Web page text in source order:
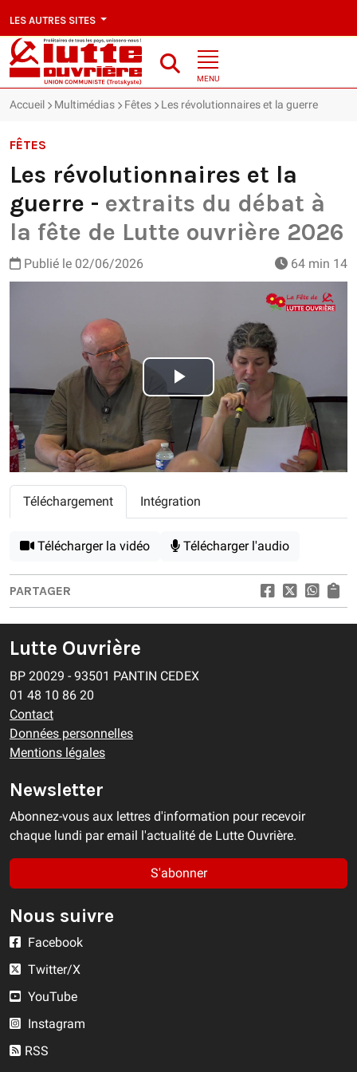
LES AUTRES SITES
MENU
Accueil Multimédias Fêtes Les révolutionnaires et la guerre
FÊTES
Les révolutionnaires et la
guerre - extraits du débat à
la fête de Lutte ouvrière 2026
Publié le 02/06/2026 64 min 14
Play
Video
Téléchargement Intégration
Télécharger la vidéo Télécharger l'audio
PARTAGER
Lutte Ouvrière
BP 20029 - 93501 PANTIN CEDEX
01 48 10 86 20
Contact
Données personnelles
Mentions légales
Newsletter
Abonnez-vous aux lettres d'information pour recevoir
chaque lundi par email l'actualité de Lutte Ouvrière.
S'abonner
Nous suivre
Facebook
Twitter/X
YouTube
Instagram
RSS